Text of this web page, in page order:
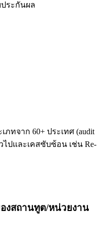
ระกันผล
ทจาก 60+ ประเทศ (audit
ไปและเคสซับซ้อน เช่น Re-
งสถานทูต/หน่วยงาน